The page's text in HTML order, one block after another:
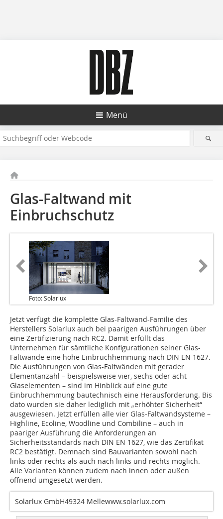
Menü
Glas-Faltwand mit
Einbruchschutz
Foto: Solarlux
Jetzt verfügt die komplette Glas-Faltwand-Familie des
Herstellers Solarlux auch bei paarigen Ausführungen über
eine Zertifizierung nach RC2. Damit erfüllt das
Unternehmen für sämtliche Konfigurationen seiner Glas-
Faltwände eine hohe Einbruchhemmung nach DIN EN 1627.
Die Ausführungen von Glas-Faltwänden mit gerader
Elementanzahl – beispielsweise vier, sechs oder acht
Glaselementen – sind im Hinblick auf eine gute
Einbruchhemmung bautechnisch eine Herausforderung. Bis
dato wurden sie daher lediglich mit „erhöhter Sicherheit“
ausgewiesen. Jetzt erfüllen alle vier Glas-Faltwandsysteme –
Highline, Ecoline, Woodline und Combiline – auch in
paariger Ausführung die Anforderungen an
Sicherheitsstandards nach DIN EN 1627, wie das Zertifikat
RC2 bestätigt. Demnach sind Bauvarianten sowohl nach
links oder rechts als auch nach links und rechts möglich.
Alle Varianten können zudem nach innen oder außen
öffnend umgesetzt werden.
Solarlux GmbH49324 Mellewww.solarlux.com